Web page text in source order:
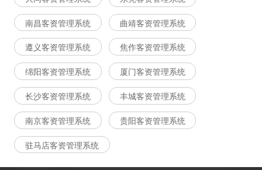
南昌客资管理系统 曲靖客资管理系统
遵义客资管理系统 焦作客资管理系统
绵阳客资管理系统 厦门客资管理系统
长沙客资管理系统 丰城客资管理系统
南京客资管理系统 贵阳客资管理系统
驻马店客资管理系统